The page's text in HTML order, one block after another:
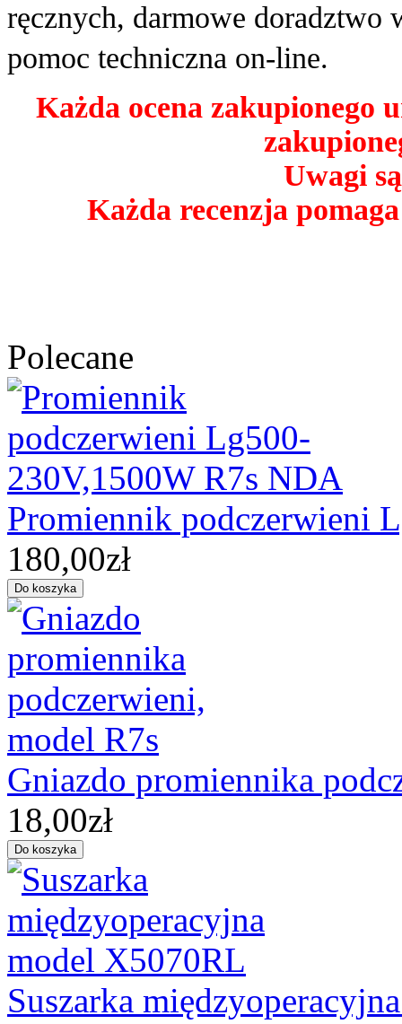
ręcznych, darmowe doradztwo
pomoc techniczna on-line.
Każda ocena zakupionego
Uwagi
Każda recenzja
Polecane
Promiennik podczerwieni
180,00zł
Gniazdo promiennika
18,00zł
Suszarka